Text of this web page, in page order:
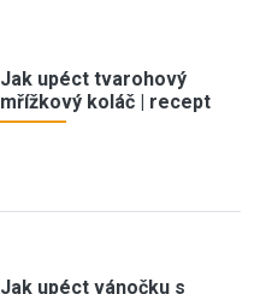
Jak upéct tvarohový
mřížkový koláč | recept
Jak upéct vánočku s